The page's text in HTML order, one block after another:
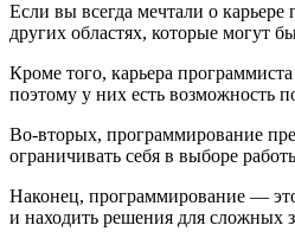
Если вы всегда мечтали о
других областях, которые могут
Кроме того, карьера
поэтому у них есть возможность
Во-вторых, программирование
ограничивать себя в выборе
Наконец, программирование — это
и находить решения для сложных